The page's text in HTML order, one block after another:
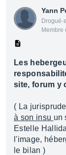
Yann
Membre
Les
site, forum y
( La
à son insu un
Estelle
l'image,
le bilan )